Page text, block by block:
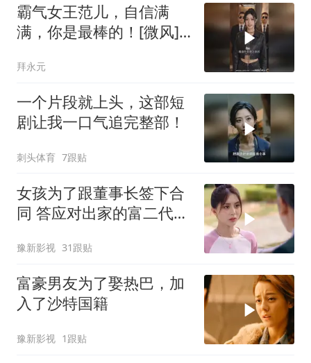
霸气女王范儿，自信满
满，你是最棒的！[微风]
拜永元
一个片段就上头，这部短
剧让我一口气追完整部！
刺头体育 7跟贴
女孩为了跟董事长签下合
同 答应对出家的富二代展
豫新影视 31跟贴
富豪男友为了娶热巴，加
入了沙特国籍
豫新影视 1跟贴